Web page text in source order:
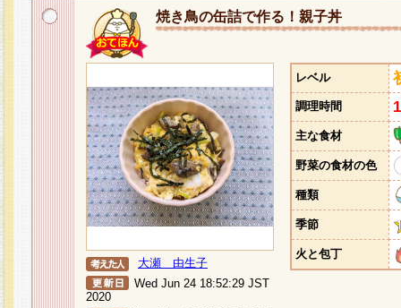
焼き鳥の缶詰で作る！親子丼
大瀬 由生子
Wed Jun 24 18:52:29 JST
2020
レベル
調理時間
主な食材
野菜の食材の色
種類
季節
火と包丁